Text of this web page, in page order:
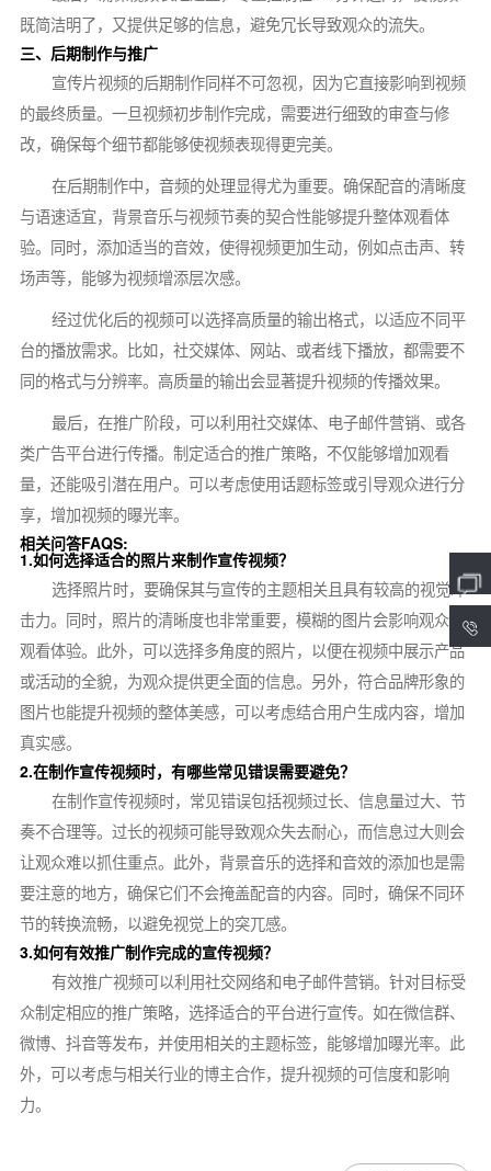
既简洁明了，又提供足够的信息，避免冗长导致观众的流失。
三、后期制作与推广
宣传片视频的后期制作同样不可忽视，因为它直接影响到视频
的最终质量。一旦视频初步制作完成，需要进行细致的审查与修
改，确保每个细节都能够使视频表现得更完美。
在后期制作中，音频的处理显得尤为重要。确保配音的清晰度
与语速适宜，背景音乐与视频节奏的契合性能够提升整体观看体
验。同时，添加适当的音效，使得视频更加生动，例如点击声、转
场声等，能够为视频增添层次感。
经过优化后的视频可以选择高质量的输出格式，以适应不同平
台的播放需求。比如，社交媒体、网站、或者线下播放，都需要不
同的格式与分辨率。高质量的输出会显著提升视频的传播效果。
最后，在推广阶段，可以利用社交媒体、电子邮件营销、或各
类广告平台进行传播。制定适合的推广策略，不仅能够增加观看
量，还能吸引潜在用户。可以考虑使用话题标签或引导观众进行分
享，增加视频的曝光率。
相关问答FAQS:
1.如何选择适合的照片来制作宣传视频？
选择照片时，要确保其与宣传的主题相关且具有较高的视觉冲
击力。同时，照片的清晰度也非常重要，模糊的图片会影响观众的
观看体验。此外，可以选择多角度的照片，以便在视频中展示产品
或活动的全貌，为观众提供更全面的信息。另外，符合品牌形象的
图片也能提升视频的整体美感，可以考虑结合用户生成内容，增加
真实感。
2.在制作宣传视频时，有哪些常见错误需要避免？
在制作宣传视频时，常见错误包括视频过长、信息量过大、节
奏不合理等。过长的视频可能导致观众失去耐心，而信息过大则会
让观众难以抓住重点。此外，背景音乐的选择和音效的添加也是需
要注意的地方，确保它们不会掩盖配音的内容。同时，确保不同环
节的转换流畅，以避免视觉上的突兀感。
3.如何有效推广制作完成的宣传视频？
有效推广视频可以利用社交网络和电子邮件营销。针对目标受
众制定相应的推广策略，选择适合的平台进行宣传。如在微信群、
微博、抖音等发布，并使用相关的主题标签，能够增加曝光率。此
外，可以考虑与相关行业的博主合作，提升视频的可信度和影响
力。